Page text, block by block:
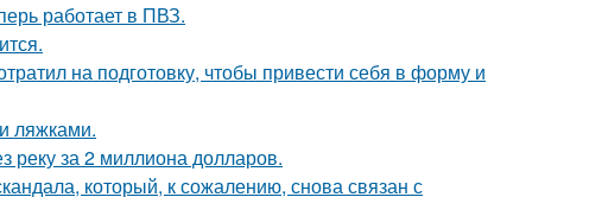
работает в ПВЗ.
на подготовку, чтобы привести себя в форму и
ляжками.
реку за 2 миллиона долларов.
который, к сожалению, снова связан с